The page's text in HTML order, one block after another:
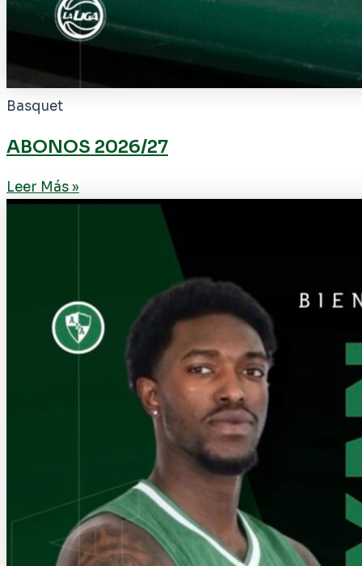
Basquet
ABONOS 2026/27
Leer Más »